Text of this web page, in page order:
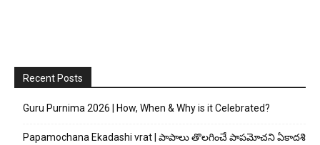
Recent Posts
Guru Purnima 2026 | How, When & Why is it Celebrated?
Papamochana Ekadashi vrat | పాపాలు తొలగించే పాపమోచని ఏకాదశి